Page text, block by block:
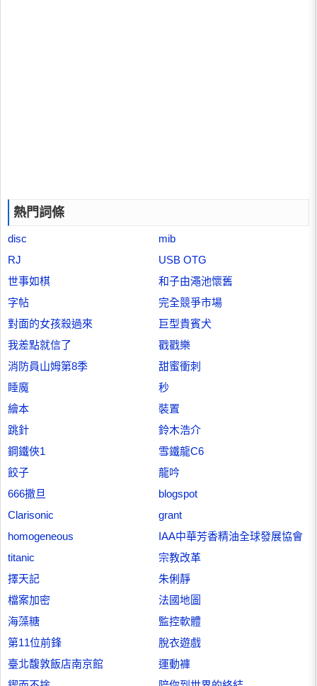
熱門詞條
disc
mib
RJ
USB OTG
世事如棋
和子由澠池懷舊
字帖
完全競爭市場
對面的女孩殺過來
巨型貴賓犬
我差點就信了
戳戳樂
消防員山姆第8季
甜蜜衝刺
睡魔
秒
繪本
裝置
跳針
鈴木浩介
鋼鐵俠1
雪鐵龍C6
餃子
龍吟
666撒旦
blogspot
Clarisonic
grant
homogeneous
IAA中華芳香精油全球發展協會
titanic
宗教改革
擇天記
朱俐靜
檔案加密
法國地圖
海藻糖
監控軟體
第11位前鋒
脫衣遊戲
臺北馥敦飯店南京館
運動褲